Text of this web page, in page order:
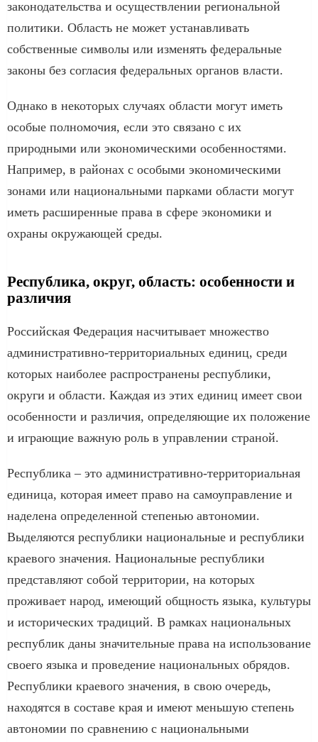
законодательства и осуществлении региональной
политики. Область не может устанавливать
собственные символы или изменять федеральные
законы без согласия федеральных органов власти.
Однако в некоторых случаях области могут иметь
особые полномочия, если это связано с их
природными или экономическими особенностями.
Например, в районах с особыми экономическими
зонами или национальными парками области могут
иметь расширенные права в сфере экономики и
охраны окружающей среды.
Республика, округ, область: особенности и
различия
Российская Федерация насчитывает множество
административно-территориальных единиц, среди
которых наиболее распространены республики,
округи и области. Каждая из этих единиц имеет свои
особенности и различия, определяющие их положение
и играющие важную роль в управлении страной.
Республика – это административно-территориальная
единица, которая имеет право на самоуправление и
наделена определенной степенью автономии.
Выделяются республики национальные и республики
краевого значения. Национальные республики
представляют собой территории, на которых
проживает народ, имеющий общность языка, культуры
и исторических традиций. В рамках национальных
республик даны значительные права на использование
своего языка и проведение национальных обрядов.
Республики краевого значения, в свою очередь,
находятся в составе края и имеют меньшую степень
автономии по сравнению с национальными